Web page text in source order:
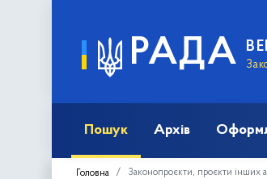
РАДА
Пошук Архів
Головна Законопроєкти, проєкти інших